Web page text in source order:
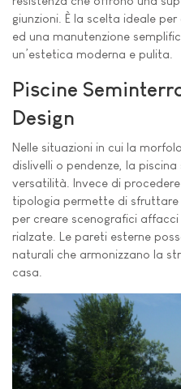
giunzioni. È la scelta ideale
ed una manutenzione
un’estetica moderna e pulita.
Piscine
Design
Nelle situazioni in cui la
dislivelli o pendenze, la
versatilità. Invece di
tipologia permette di sfruttare
per creare scenografici
rialzate. Le pareti esterne
naturali che armonizzano la
casa.